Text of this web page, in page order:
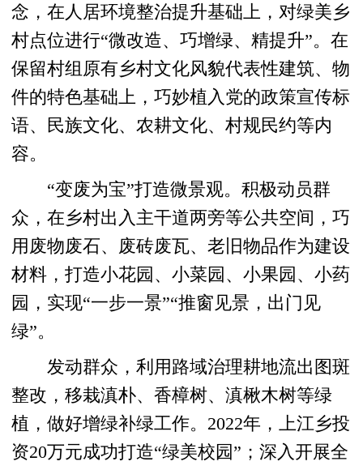
念，在人居环境整治提升基础上，对绿美乡
村点位进行“微改造、巧增绿、精提升”。在
保留村组原有乡村文化风貌代表性建筑、物
件的特色基础上，巧妙植入党的政策宣传标
语、民族文化、农耕文化、村规民约等内
容。
“变废为宝”打造微景观。积极动员群
众，在乡村出入主干道两旁等公共空间，巧
用废物废石、废砖废瓦、老旧物品作为建设
材料，打造小花园、小菜园、小果园、小药
园，实现“一步一景”“推窗见景，出门见
绿”。
发动群众，利用路域治理耕地流出图斑
整改，移栽滇朴、香樟树、滇楸木树等绿
植，做好增绿补绿工作。2022年，上江乡投
资20万元成功打造“绿美校园”；深入开展全